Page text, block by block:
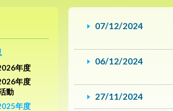
年度
年度
動
年度
07/12/2024
06/12/2024
27/11/2024